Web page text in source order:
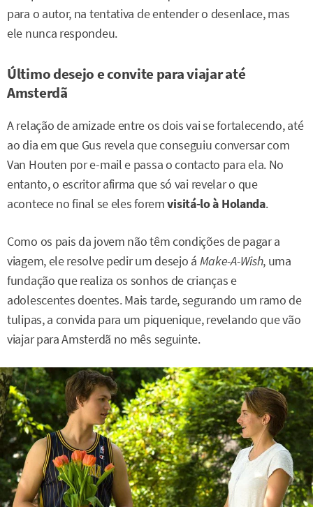
para o autor, na tentativa de entender o desenlace, mas
ele nunca respondeu.
Último desejo e convite para viajar até
Amsterdã
A relação de amizade entre os dois vai se fortalecendo, até
ao dia em que Gus revela que conseguiu conversar com
Van Houten por e-mail e passa o contacto para ela. No
entanto, o escritor afirma que só vai revelar o que
acontece no final se eles foremvisitá-lo à Holanda.
Como os pais da jovem não têm condições de pagar a
viagem, ele resolve pedir um desejo á Make-A-Wish, uma
fundação que realiza os sonhos de crianças e
adolescentes doentes. Mais tarde, segurando um ramo de
tulipas, a convida para um piquenique, revelando que vão
viajar para Amsterdã no mês seguinte.